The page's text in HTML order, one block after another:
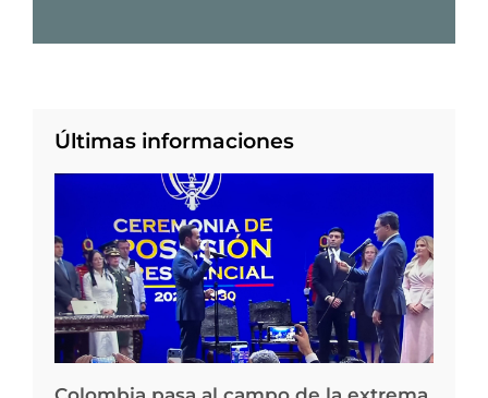
Últimas informaciones